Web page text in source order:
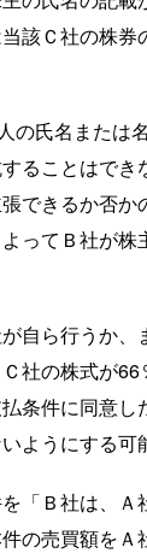
該Ｃ社の株
の氏名または
ることはで
できるか否
ってＢ社が
自ら行うか
社の株式が
条件に同意
ようにする可
Ｂ社は、Ａ
の売買額を